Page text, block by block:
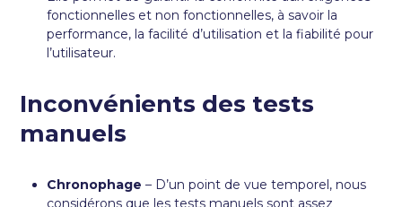
fonctionnelles et non fonctionnelles, à savoir la
performance, la facilité d’utilisation et la fiabilité pour
l’utilisateur.
Inconvénients des tests
manuels
Chronophage – D’un point de vue temporel, nous
considérons que les tests manuels sont assez